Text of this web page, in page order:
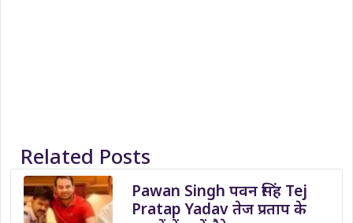
Related Posts
Pawan Singh पवन सिंह Tej
Pratap Yadav तेज प्रताप के